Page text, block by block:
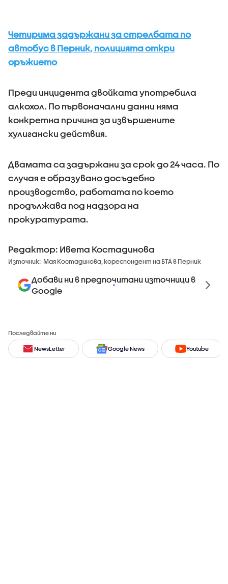
Четирима задържани за стрелбата по
автобус в Перник, полицията откри
оръжието
Преди инцидента двойката употребила
алкохол. По първоначални данни няма
конкретна причина за извършените
хулигански действия.
Двамата са задържани за срок до 24 часа. По
случая е образувано досъдебно
производство, работата по което
продължава под надзора на
прокуратурата.
Редактор: Ивета Костадинова
Източник: Мая Костадинова, кореспондент на БТА в Перник
Добави ни в предпочитани източници в
Google
Последвайте ни
NewsLetter Google News Youtube